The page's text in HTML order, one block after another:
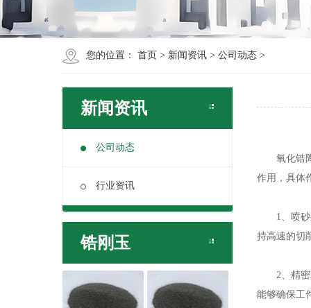
您的位置： 首页 > 新闻资讯 > 公司动态 >
新闻资讯
公司动态
行业资讯
锆刚玉
氧化锆陶
作用，具体
1、喷砂
持高速的切
2、精密工
能够确保工